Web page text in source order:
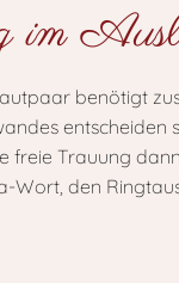
im
benötigt
Trauung
den